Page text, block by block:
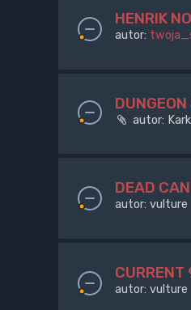
HENRIK
autor:
autor:
DEAD
autor: vulture
CURRENT
autor: vulture